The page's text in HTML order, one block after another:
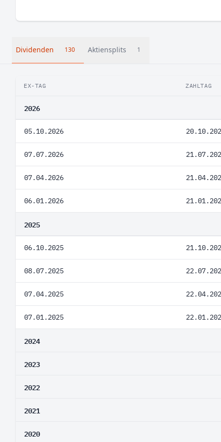
Dividenden 130 Aktiensplits 1
EX-TAG ZAHLTAG
2026
05.10.2026
07.07.2026
07.04.2026
06.01.2026
2025
06.10.2025
08.07.2025
07.04.2025
07.01.2025
2024
2023
2022
2021
2020